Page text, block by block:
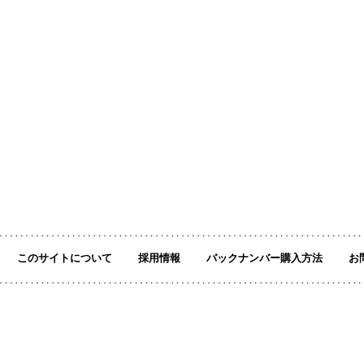
このサイトについて 採用情報 バックナンバー購入方法 お